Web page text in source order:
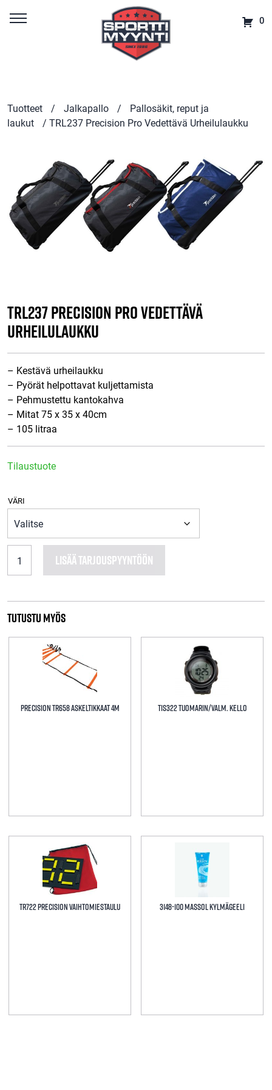
0
Tuotteet / Jalkapallo /
Pallosäkit, reput ja
laukut
/ TRL237 Precision Pro Vedettävä Urheilulaukku
TRL237 Precision Pro Vedettävä
Urheilulaukku
– Kestävä urheilaukku
– Pyörät helpottavat kuljettamista
– Pehmustettu kantokahva
– Mitat 75 x 35 x 40cm
– 105 litraa
Tilaustuote
VÄRI
Precision
Pro
LISÄÄ TARJOUSPYYNTÖÖN
Tutustu myös
Precision TR658 Askeltikkaat 4m TIS322 Tuomarin/valm. kello
TR722 Precision Vaihtomiestaulu 3148-100 MASSOL KYLMÄGEELI